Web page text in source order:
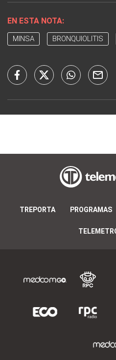
EN ESTA NOTA:
MINSA BRONQUIOLITIS
TREPORTA PROGRAMAS